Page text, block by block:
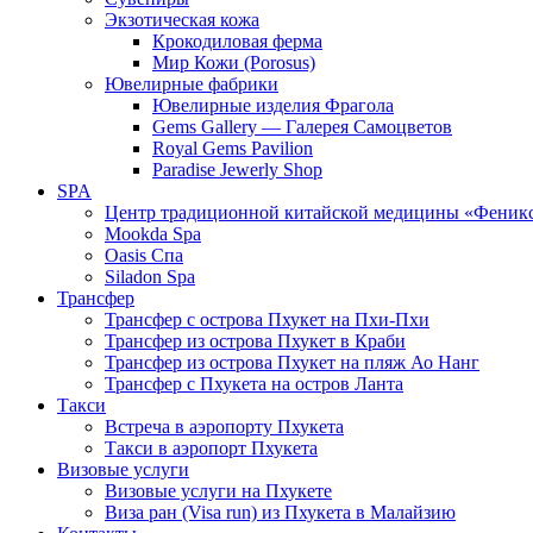
Экзотическая кожа
Крокодиловая ферма
Мир Кожи (Porosus)
Ювелирные фабрики
Ювелирные изделия Фрагола
Gems Gallery — Галерея Самоцветов
Royal Gems Pavilion
Paradise Jewerly Shop
SPA
Центр традиционной китайской медицины
Mookda Spa
Oasis Спа
Siladon Spa
Трансфер
Трансфер с острова Пхукет на Пхи-Пхи
Трансфер из острова Пхукет в Краби
Трансфер из острова Пхукет на пляж Ао Нанг
Трансфер с Пхукета на остров Ланта
Такси
Встреча в аэропорту Пхукета
Такси в аэропорт Пхукета
Визовые услуги
Визовые услуги на Пхукете
Виза ран (Visa run) из Пхукета в Малайзию